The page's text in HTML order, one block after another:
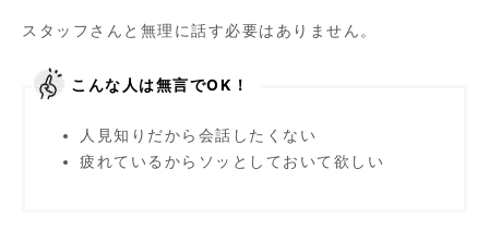
スタッフさんと無理に話す必要はありません。
こんな人は無言でOK！
人見知りだから会話したくない
疲れているからソッとしておいて欲しい